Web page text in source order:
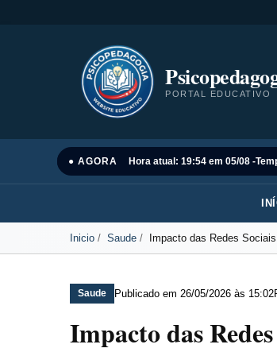
PORTAL EDUCATIVO
● AGORA Hora atual: 19:54 em 05/08 -
Inicio Saude Impacto das Redes
Saude Publicado em 26/05/2026 às 15:02
Impacto das